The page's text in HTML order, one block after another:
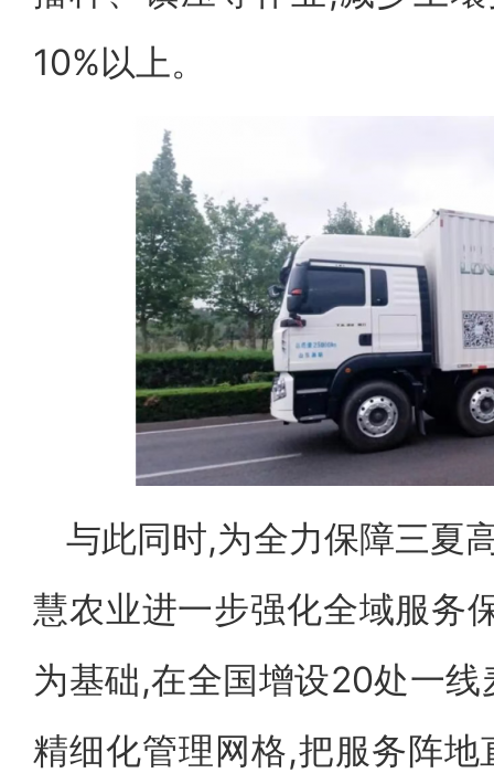
10%以上。
与此同时,为全力保障三夏
慧农业进一步强化全域服务
为基础,在全国增设20处一
精细化管理网格,把服务阵